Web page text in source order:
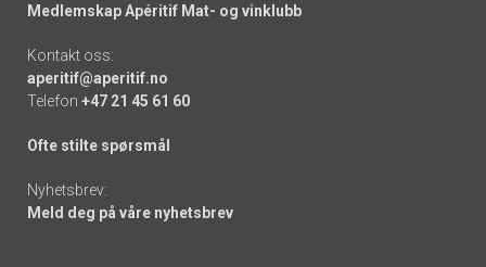
Medlemskap Apéritif Mat- og vinklubb
Kontakt oss:
aperitif@aperitif.no
Telefon +47 21 45 61 60
Ofte stilte spørsmål
Nyhetsbrev:
Meld deg på våre nyhetsbrev